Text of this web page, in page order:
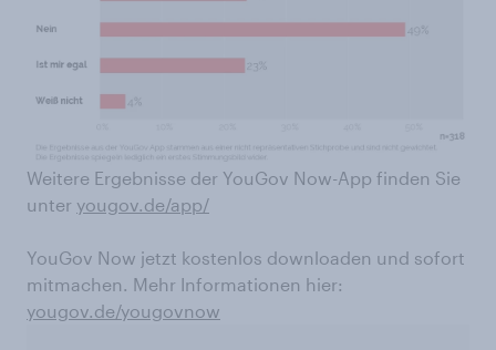
Weitere Ergebnisse der YouGov Now-App finden Sie
unter yougov.de/app/
YouGov Now jetzt kostenlos downloaden und sofort
mitmachen. Mehr Informationen hier:
yougov.de/yougovnow